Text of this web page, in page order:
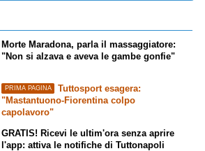
Morte Maradona, parla il massaggiatore:
"Non si alzava e aveva le gambe gonfie"
PRIMA PAGINA
Tuttosport esagera:
"Mastantuono-Fiorentina colpo
capolavoro"
GRATIS! Ricevi le ultim'ora senza aprire
l'app: attiva le notifiche di Tuttonapoli